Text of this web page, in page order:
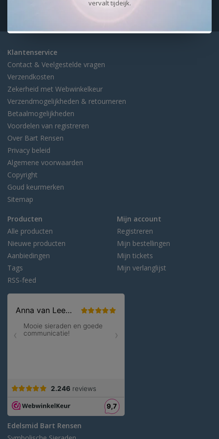
Klantenservice
Contact & Veelgestelde vragen
Verzendkosten
Zekerheid met Webwinkelkeur
Verzendmogelijkheden & retourneren
Betaalmogelijkheden
Voordelen van registreren
Over Bart Rensen
Privacy beleid
Algemene voorwaarden
Copyright
Goud keurmerken
Sitemap
Producten
Alle producten
Nieuwe producten
Aanbiedingen
Tags
RSS-feed
Mijn account
Registreren
Mijn bestellingen
Mijn tickets
Mijn verlanglijst
Edelsmid Bart Rensen
vervalt tijdeijk.